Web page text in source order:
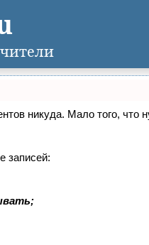
никуда. Мало того,
записей: